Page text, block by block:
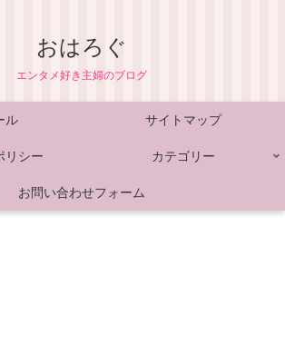
おはろぐ
エンタメ好き主婦のブログ
ル サイトマップ
リシー カテゴリー
お問い合わせフォーム